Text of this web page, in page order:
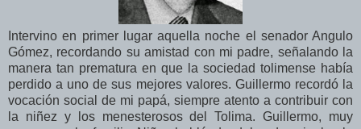
Intervino en primer lugar aquella noche el senador Angulo
Gómez, recordando su amistad con mi padre, señalando la
manera tan prematura en que la sociedad tolimense había
perdido a uno de sus mejores valores. Guillermo recordó la
vocación social de mi papá, siempre atento a contribuir con
la niñez y los menesterosos del Tolima. Guillermo, muy